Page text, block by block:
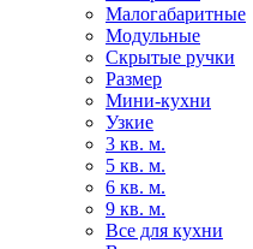
Малогабаритные
Модульные
Скрытые ручки
Размер
Мини-кухни
Узкие
3 кв. м.
5 кв. м.
6 кв. м.
9 кв. м.
Все для кухни